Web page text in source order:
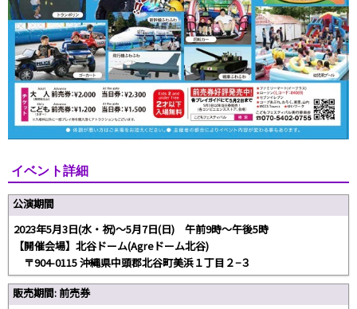
イベント詳細
公演期間
2023年5月3日(水・祝)～5月7日(日) 午前9時～午後5時
【開催会場】北谷ドーム(Agreドーム北谷)
〒904-0115 沖縄県中頭郡北谷町美浜１丁目２−３
販売期間: 前売券